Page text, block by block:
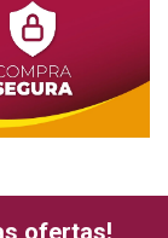
ofertas!